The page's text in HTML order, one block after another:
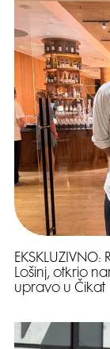
Lošinj, otkrio
upravo u Čikat